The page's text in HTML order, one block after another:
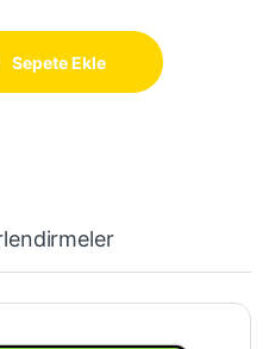
Sepete Ekle